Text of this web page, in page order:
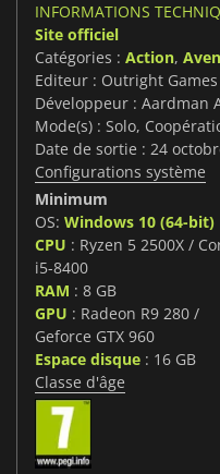
INFORMATIONS
Site officiel
Catégories : Action,
Editeur : Outright Games
Développeur : Aardman
Mode(s) : Solo,
Date de sortie : 24
Configurations système
Minimum
OS: Windows 10 (64-bit)
CPU : Ryzen 5 2500X /
i5-8400
RAM : 8 GB
GPU : Radeon R9 280 /
Geforce GTX 960
Espace disque : 16 GB
Classe d'âge